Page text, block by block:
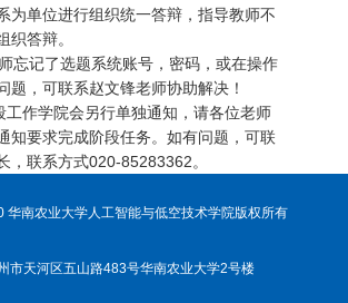
为单位进行组织统一答辩，指导教师不
织答辩。
忘记了选题系统账号，密码，或在操作
题，可联系赵文锋老师协助解决！
工作学院会另行单独通知，请各位老师
知要求完成阶段任务。如有问题，可联
，联系方式020-85283362。
华南农业大学人工智能与低空技术学院版权所有
市天河区五山路483号华南农业大学2号楼